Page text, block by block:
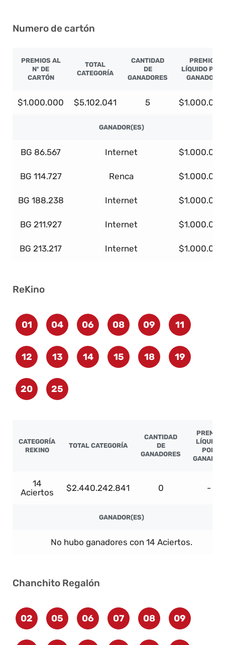
Numero de cartón
PREMIOS AL
Nº DE
CARTÓN
TOTAL
CATEGORÍA
CANTIDAD
DE
GANADORES
PREMIO
LÍQUIDO POR
GANADOR
$1.000.000 $5.102.041 5 $1.000.000
GANADOR(ES)
BG 86.567 Internet $1.000.000
BG 114.727 Renca $1.000.000
BG 188.238 Internet $1.000.000
BG 211.927 Internet $1.000.000
BG 213.217 Internet $1.000.000
ReKino
01 04 06 08 09 11
12 13 14 15 18 19
20 25
CATEGORÍA
REKINO
TOTAL CATEGORÍA
CANTIDAD
DE
GANADORES
PREMIO
LÍQUIDO
POR
GANADOR
14
Aciertos
$2.440.242.841 0 -
GANADOR(ES)
No hubo ganadores con 14 Aciertos.
Chanchito Regalón
02 05 06 07 08 09